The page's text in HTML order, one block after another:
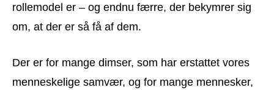
rollemodel er – og endnu færre, der bekymrer sig
om, at der er så få af dem.
Der er for mange dimser, som har erstattet vores
menneskelige samvær, og for mange mennesker,